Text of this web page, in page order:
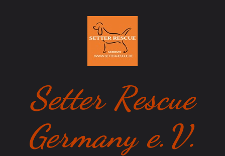
Setter Rescue
Germany e.V.